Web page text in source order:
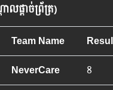
លផ្ដាច់ព្រ័ត្រ)
Team Name
NeverCare
8